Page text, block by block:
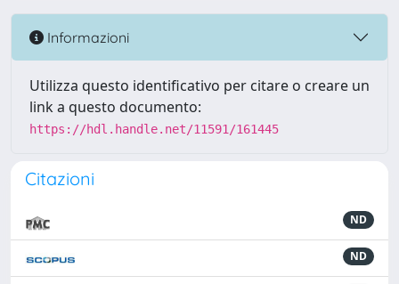
Informazioni
Utilizza questo identificativo per citare o creare un
link a questo documento:
https://hdl.handle.net/11591/161445
Citazioni
ND
ND